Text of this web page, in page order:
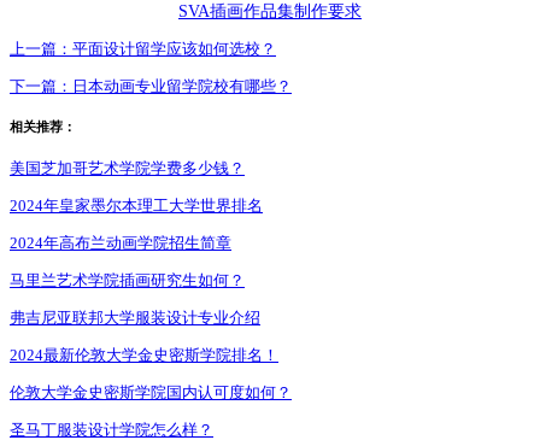
SVA插画作品集制作要求
上一篇： 平面设计留学应该如何选校？
下一篇： 日本动画专业留学院校有哪些？
相关推荐：
美国芝加哥艺术学院学费多少钱？
2024年皇家墨尔本理工大学世界排名
2024年高布兰动画学院招生简章
马里兰艺术学院插画研究生如何？
弗吉尼亚联邦大学服装设计专业介绍
2024最新伦敦大学金史密斯学院排名！
伦敦大学金史密斯学院国内认可度如何？
圣马丁服装设计学院怎么样？